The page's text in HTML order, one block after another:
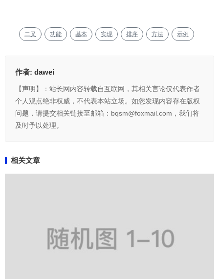
二叉 功能 基本 实现 排序 方法 示例
作者: dawei
【声明】：站长网内容转载自互联网，其相关言论仅代表作者
个人观点绝非权威，不代表本站立场。如您发现内容存在版权
问题，请提交相关链接至邮箱：bqsm@foxmail.com，我们将
及时予以处理。
相关文章